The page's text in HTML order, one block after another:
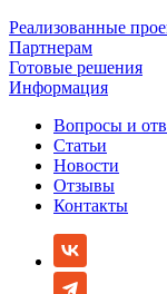
Реализованные
Партнерам
Готовые решения
Информация
Вопросы и
Статьи
Новости
Отзывы
Контакты